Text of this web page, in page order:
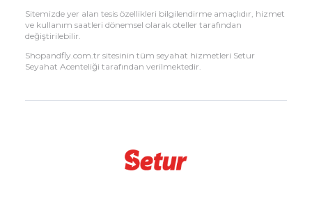
Sitemizde yer alan tesis özellikleri bilgilendirme amaçlıdır, hizmet
ve kullanım saatleri dönemsel olarak oteller tarafından
değiştirilebilir.
Shopandfly.com.tr sitesinin tüm seyahat hizmetleri Setur
Seyahat Acenteliği tarafından verilmektedir.